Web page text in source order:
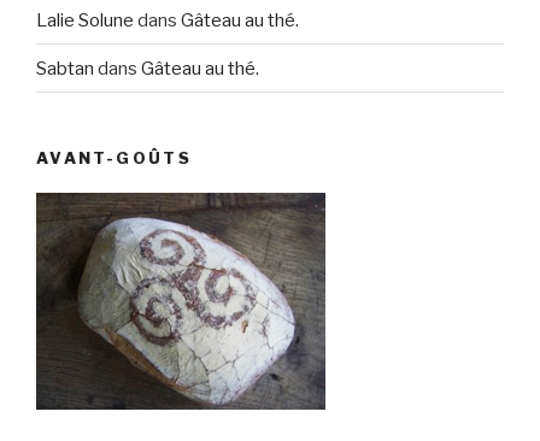
Lalie Solune dans Gâteau au thé.
Sabtan dans Gâteau au thé.
AVANT-GOÛTS